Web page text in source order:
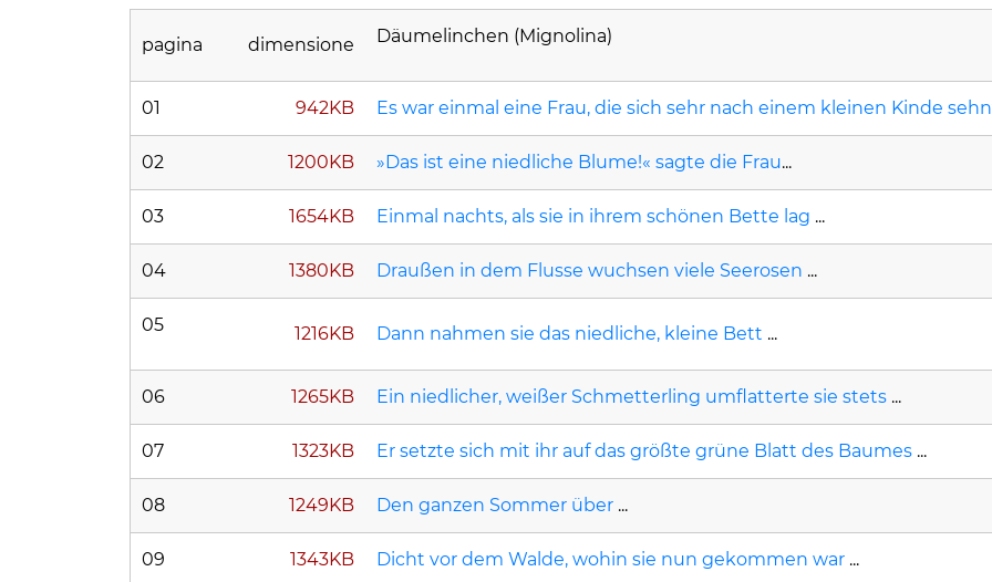
pagina dimensione Däumelinchen (Mignolina)
01 942KB Es war einmal eine Frau, die sich sehr nach einem kleinen Kinde
02 1200KB »Das ist eine niedliche Blume!« sagte die Frau...
03 1654KB Einmal nachts, als sie in ihrem schönen Bette lag ...
04 1380KB Draußen in dem Flusse wuchsen viele Seerosen ...
05 1216KB Dann nahmen sie das niedliche, kleine Bett ...
06 1265KB Ein niedlicher, weißer Schmetterling umflatterte sie stets ...
07 1323KB Er setzte sich mit ihr auf das größte grüne Blatt des Baumes ...
08 1249KB Den ganzen Sommer über ...
09 1343KB Dicht vor dem Walde, wohin sie nun gekommen war ...